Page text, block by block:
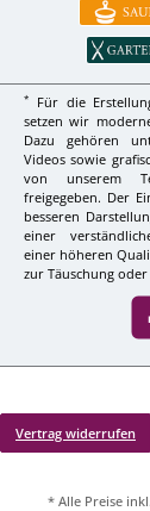
*
Für die
setzen wir
Dazu gehören
Videos sowie
von unserem
freigegeben. Der
besseren
einer
einer höheren
zur Täuschung
Vertrag widerrufen
* Alle Preise